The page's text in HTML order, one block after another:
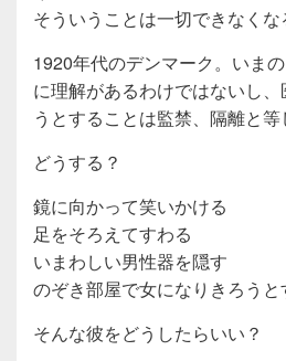
そういうことは一切できなくな
1920年代のデンマーク。いま
に理解があるわけではないし
うとすることは監禁、隔離と等
どうする？
鏡に向かって笑いかける
足をそろえてすわる
いまわしい男性器を隠す
のぞき部屋で女になりきろうと
そんな彼をどうしたらいい？